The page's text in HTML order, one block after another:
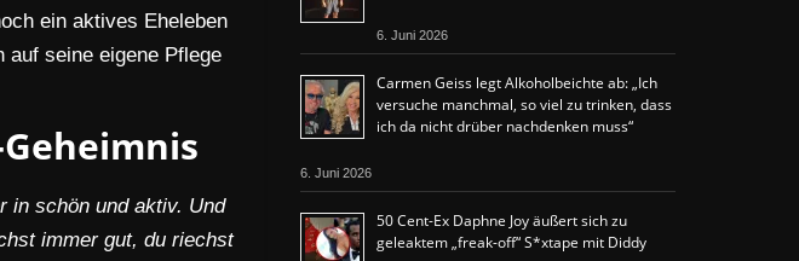
ein aktives Eheleben
auf seine eigene Pflege
in schön und aktiv. Und
immer gut, du riechst
6. Juni 2026
Carmen Geiss legt Alkoholbeichte ab: „Ich
versuche manchmal, so viel zu trinken, dass
ich da nicht drüber nachdenken muss“
6. Juni 2026
50 Cent-Ex Daphne Joy äußert sich zu
geleaktem „freak-off“ S*xtape mit Diddy